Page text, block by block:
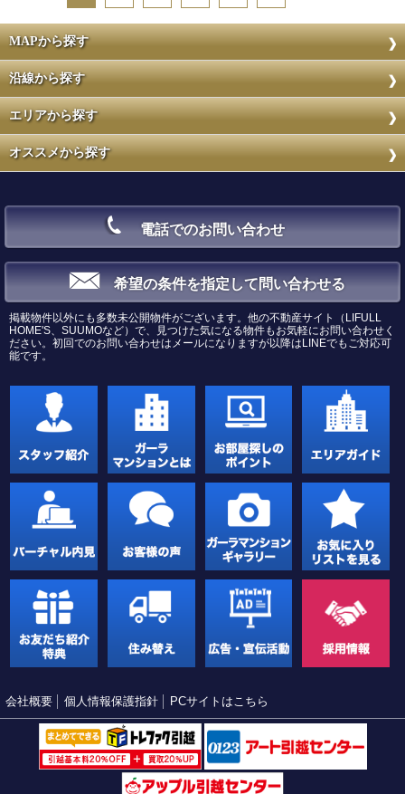
MAPから探す
沿線から探す
エリアから探す
オススメから探す
電話でのお問い合わせ
希望の条件を指定して問い合わせる
掲載物件以外にも多数未公開物件がございます。他の不動産サイト（LIFULL
HOME'S、SUUMOなど）で、見つけた気になる物件もお気軽にお問い合わせく
ださい。初回でのお問い合わせはメールになりますが以降はLINEでもご対応可
能です。
会社概要 個人情報保護指針 PCサイトはこちら